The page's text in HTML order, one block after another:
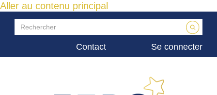
Aller au contenu principal
Contact Se connecter